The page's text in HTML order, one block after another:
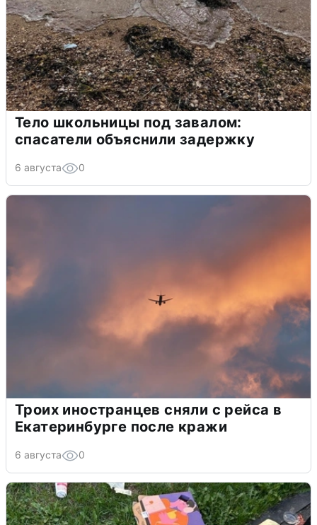
Тело школьницы под завалом:
спасатели объяснили задержку
6 августа 0
Троих иностранцев сняли с рейса в
Екатеринбурге после кражи
6 августа 0